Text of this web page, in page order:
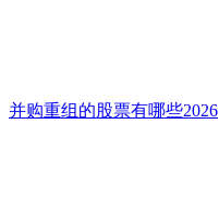
并购重组的股票有哪些2026